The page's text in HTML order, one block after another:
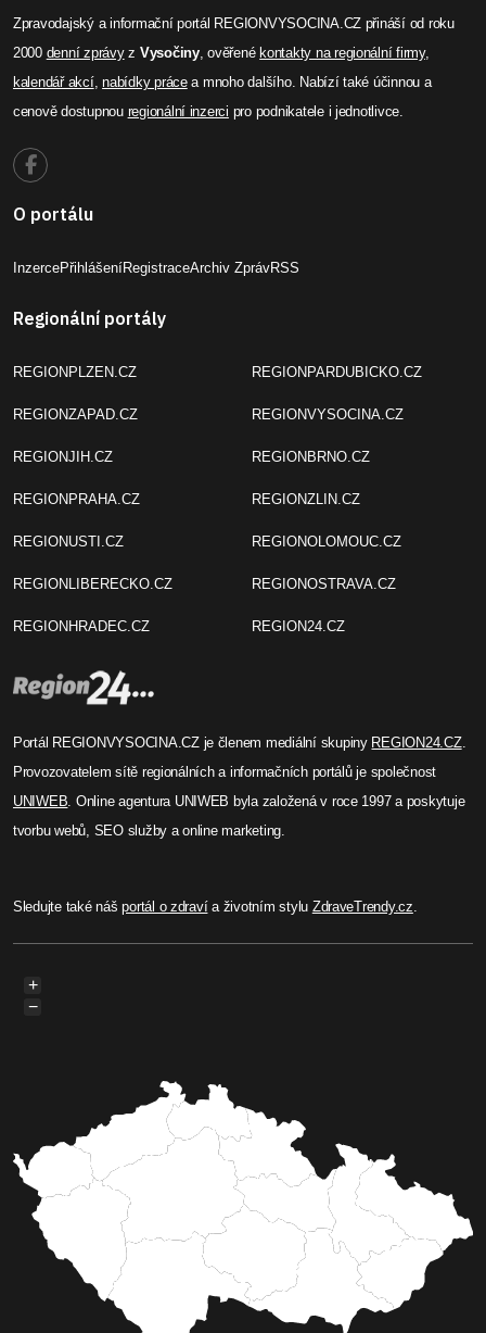
Zpravodajský a informační portál REGIONVYSOCINA.CZ přináší od roku
2000 denní zprávyz Vysočiny, ověřenékontakty na regionální firmy,
kalendář akcí,nabídky prácea mnoho dalšího. Nabízí také účinnou a
cenově dostupnou regionální inzerci pro podnikatele i jednotlivce.
O portálu
InzercePřihlášeníRegistraceArchiv ZprávRSS
Regionální portály
REGIONPLZEN.CZ
REGIONZAPAD.CZ
REGIONJIH.CZ
REGIONPRAHA.CZ
REGIONUSTI.CZ
REGIONLIBERECKO.CZ
REGIONHRADEC.CZ
REGIONPARDUBICKO.CZ
REGIONVYSOCINA.CZ
REGIONBRNO.CZ
REGIONZLIN.CZ
REGIONOLOMOUC.CZ
REGIONOSTRAVA.CZ
REGION24.CZ
Portál REGIONVYSOCINA.CZ je členem mediální skupiny REGION24.CZ.
Provozovatelem sítě regionálních a informačních portálů je společnost
UNIWEB . Online agentura UNIWEB byla založená v roce 1997 a poskytuje
tvorbu webů, SEO služby a online marketing.
Sledujte také nášportál o zdravía životním stylu ZdraveTrendy.cz
+
−